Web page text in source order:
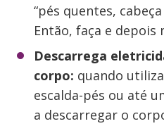
“pés quentes,
Então, faça e depois
Descarrega
corpo: quando
escalda-pés ou até
a descarregar o